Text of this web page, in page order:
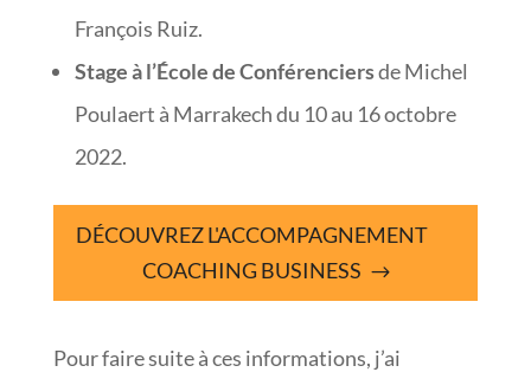
François Ruiz.
Stage à l’École de Conférenciersde Michel
Poulaert à Marrakech du 10 au 16 octobre
2022.
DÉCOUVREZ L'ACCOMPAGNEMENT
COACHING BUSINESS
Pour faire suite à ces informations, j’ai